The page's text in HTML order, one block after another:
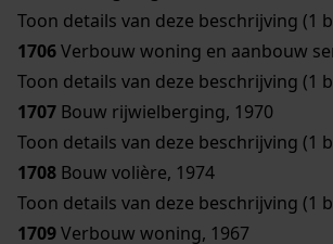
Toon details van deze beschrijving (1
1706Verbouw woning en aanbouw
Toon details van deze beschrijving (1
1707 Bouw rijwielberging, 1970
Toon details van deze beschrijving (1
1708 Bouw volière, 1974
Toon details van deze beschrijving (1
1709Verbouw woning, 1967